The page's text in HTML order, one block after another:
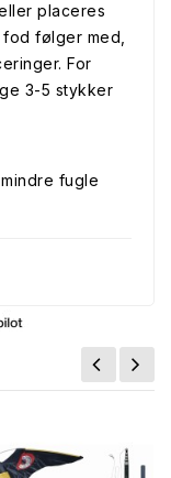
placeres
følger med,
For
3-5 stykker
fugle